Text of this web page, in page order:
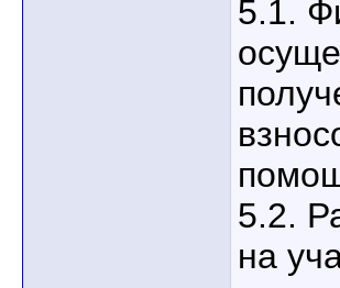
5.1.
5.2.
на